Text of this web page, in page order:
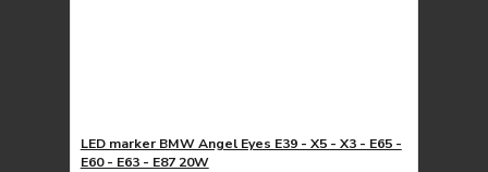
LED marker BMW Angel Eyes E39 - X5 - X3 - E65 -
E60 - E63 - E87 20W